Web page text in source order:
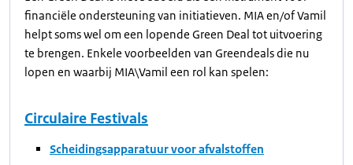
financiële ondersteuning van initiatieven. MIA en/of Vamil
helpt soms wel om een lopende Green Deal tot uitvoering
te brengen. Enkele voorbeelden van Greendeals die nu
lopen en waarbij MIA\Vamil een rol kan spelen:
Circulaire Festivals
Scheidingsapparatuur voor afvalstoffen